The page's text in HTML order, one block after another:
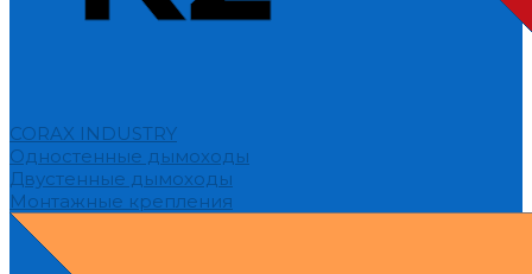
CORAX INDUSTRY
Одностенные дымоходы
Двустенные дымоходы
Монтажные крепления